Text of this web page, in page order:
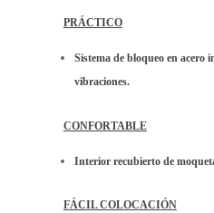
PRÁCTICO
Sistema de bloqueo en acero
vibraciones.
CONFORTABLE
Interior recubierto de
FÁCIL COLOCACIÓN